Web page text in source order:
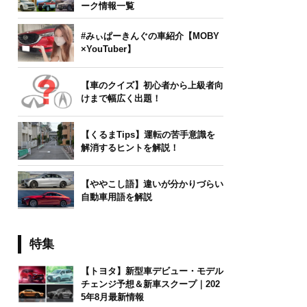
ーク情報一覧
#みぃぱーきんぐの車紹介【MOBY
×YouTuber】
【車のクイズ】初心者から上級者向
けまで幅広く出題！
【くるまTips】運転の苦手意識を
解消するヒントを解説！
【ややこし語】違いが分かりづらい
自動車用語を解説
特集
【トヨタ】新型車デビュー・モデル
チェンジ予想＆新車スクープ｜202
5年8月最新情報